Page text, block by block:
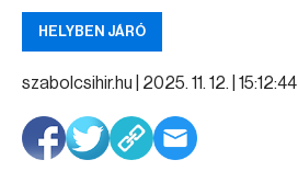
HELYBEN JÁRÓ
szabolcsihir.hu | 2025. 11. 12. | 15:12:44